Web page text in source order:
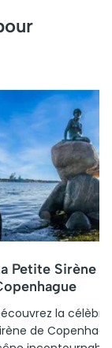
Petite Sirène
la
de